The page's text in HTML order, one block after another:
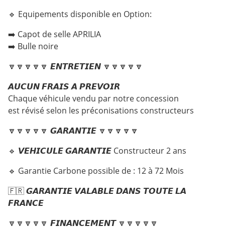
🔹 Equipements disponible en Option:
➡️ Capot de selle APRILIA
➡️ Bulle noire
🔽🔽🔽🔽🔽 𝙀𝙉𝙏𝙍𝙀𝙏𝙄𝙀𝙉 🔽🔽🔽🔽🔽
𝘼𝙐𝘾𝙐𝙉 𝙁𝙍𝘼𝙄𝙎 𝘼 𝙋𝙍𝙀𝙑𝙊𝙄𝙍
Chaque véhicule vendu par notre concession
est révisé selon les préconisations constructeurs
🔽🔽🔽🔽🔽 𝙂𝘼𝙍𝘼𝙉𝙏𝙄𝙀 🔽🔽🔽🔽🔽
🔹 𝙑𝙀𝙃𝙄𝘾𝙐𝙇𝙀 𝙂𝘼𝙍𝘼𝙉𝙏𝙄𝙀 Constructeur 2 ans
🔹 Garantie Carbone possible de : 12 à 72 Mois
🇫🇷 𝙂𝘼𝙍𝘼𝙉𝙏𝙄𝙀 𝙑𝘼𝙇𝘼𝘽𝙇𝙀 𝘿𝘼𝙉𝙎 𝙏𝙊𝙐𝙏𝙀 𝙇𝘼
𝙁𝙍𝘼𝙉𝘾𝙀
🔽🔽🔽🔽🔽 𝙁𝙄𝙉𝘼𝙉𝘾𝙀𝙈𝙀𝙉𝙏 🔽🔽🔽🔽🔽